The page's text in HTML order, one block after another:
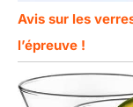
Avis sur les
l’épreuve !